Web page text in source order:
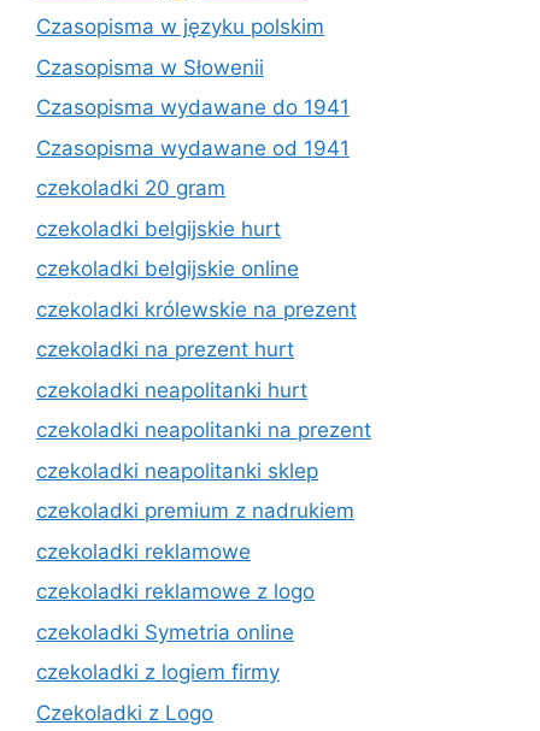
Czasopisma w języku polskim
Czasopisma w Słowenii
Czasopisma wydawane do 1941
Czasopisma wydawane od 1941
czekoladki 20 gram
czekoladki belgijskie hurt
czekoladki belgijskie online
czekoladki królewskie na prezent
czekoladki na prezent hurt
czekoladki neapolitanki hurt
czekoladki neapolitanki na prezent
czekoladki neapolitanki sklep
czekoladki premium z nadrukiem
czekoladki reklamowe
czekoladki reklamowe z logo
czekoladki Symetria online
czekoladki z logiem firmy
Czekoladki z Logo